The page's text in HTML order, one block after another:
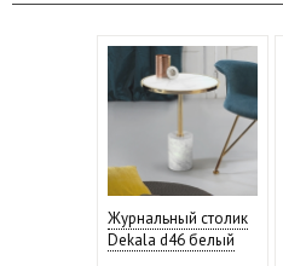
Журнальный столик
Dekala d46 белый